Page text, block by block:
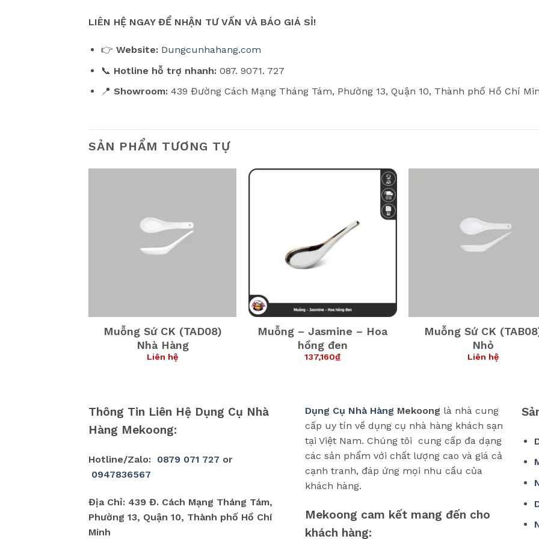
LIÊN HỆ NGAY ĐỂ NHẬN TƯ VẤN VÀ BÁO GIÁ SỈ!
👉 Website: Dungcunhahang.com
📞 Hotline hỗ trợ nhanh:087. 9071. 727
📍 Showroom:439 Đường Cách Mạng Tháng Tám, Phường 13, Quận 10, Thành phố Hồ Chí
SẢN PHẨM TƯƠNG TỰ
Muỗng Sứ CK (TAD08)
Nhà Hàng
Liên hệ
Muỗng – Jasmine – Hoa
hồng đen
137,160₫
Muỗng Sứ CK
Nhỏ
Liên hệ
Thông Tin Liên Hệ Dụng Cụ Nhà
Hàng Mekoong:
Hotline/Zalo: 0879 071 727 or
0947836567
Địa Chỉ: 439 Đ. Cách Mạng Tháng Tám,
Phường 13, Quận 10, Thành phố Hồ Chí
Minh
Dụng Cụ Nhà Hàng Mekoong là nhà cung
cấp uy tín về dụng cụ nhà hàng khách sạn
tại Việt Nam. Chúng tôi cung cấp đa dạng
các sản phẩm với chất lượng cao và giá cả
cạnh tranh, đáp ứng mọi nhu cầu của
khách hàng.
Mekoong cam kết mang đến cho
khách hàng: